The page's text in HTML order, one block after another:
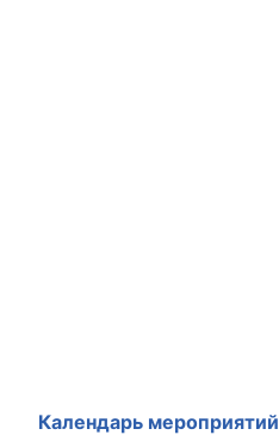
Календарь мероприятий